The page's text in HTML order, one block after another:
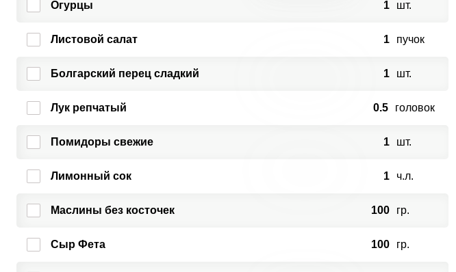
Огурцы 1 шт.
Листовой салат 1 пучок
Болгарский перец сладкий 1 шт.
Лук репчатый 0.5 головок
Помидоры свежие 1 шт.
Лимонный сок 1 ч.л.
Маслины без косточек 100 гр.
Сыр Фета 100 гр.